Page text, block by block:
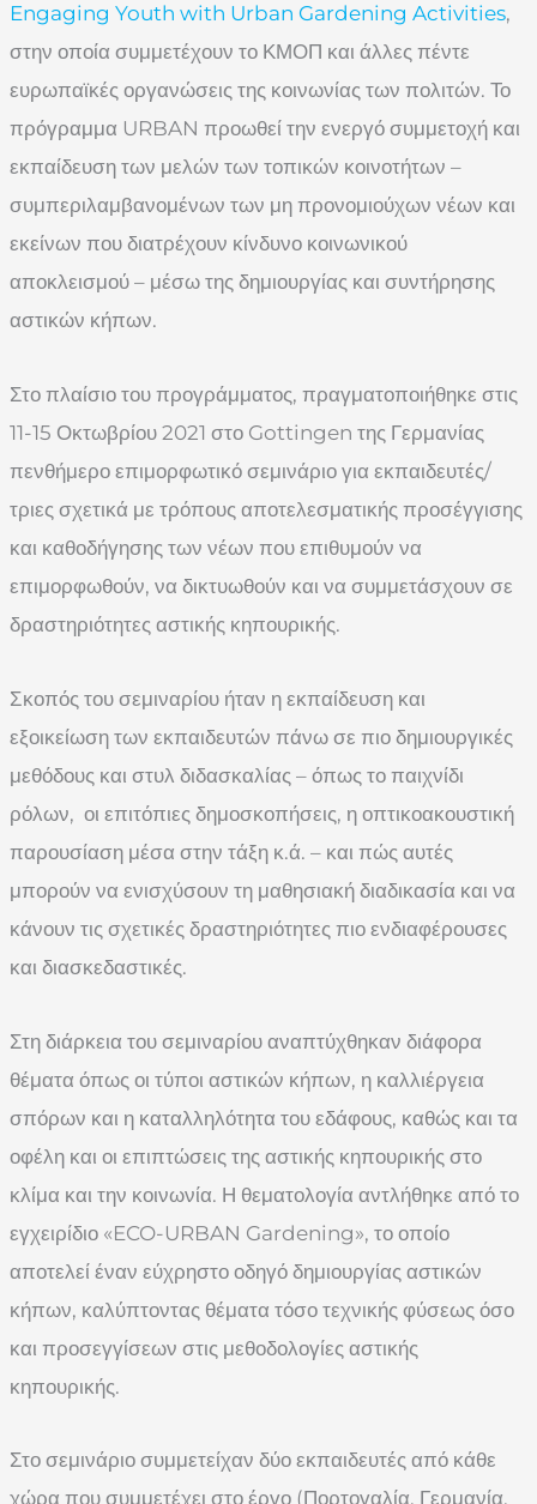
Engaging Youth with Urban Gardening Activities,
στην οποία συμμετέχουν το ΚΜΟΠ και άλλες πέντε
ευρωπαϊκές οργανώσεις της κοινωνίας των πολιτών. Το
πρόγραμμα URBAN προωθεί την ενεργό συμμετοχή και
εκπαίδευση των μελών των τοπικών κοινοτήτων –
συμπεριλαμβανομένων των μη προνομιούχων νέων και
εκείνων που διατρέχουν κίνδυνο κοινωνικού
αποκλεισμού – μέσω της δημιουργίας και συντήρησης
αστικών κήπων.
Στο πλαίσιο του προγράμματος, πραγματοποιήθηκε στις
11-15 Οκτωβρίου 2021 στο Gottingen της Γερμανίας
πενθήμερο επιμορφωτικό σεμινάριο για εκπαιδευτές/
τριες σχετικά με τρόπους αποτελεσματικής προσέγγισης
και καθοδήγησης των νέων που επιθυμούν να
επιμορφωθούν, να δικτυωθούν και να συμμετάσχουν σε
δραστηριότητες αστικής κηπουρικής.
Σκοπός του σεμιναρίου ήταν η εκπαίδευση και
εξοικείωση των εκπαιδευτών πάνω σε πιο δημιουργικές
μεθόδους και στυλ διδασκαλίας – όπως το παιχνίδι
ρόλων, οι επιτόπιες δημοσκοπήσεις, η οπτικοακουστική
παρουσίαση μέσα στην τάξη κ.ά. – και πώς αυτές
μπορούν να ενισχύσουν τη μαθησιακή διαδικασία και να
κάνουν τις σχετικές δραστηριότητες πιο ενδιαφέρουσες
και διασκεδαστικές.
Στη διάρκεια του σεμιναρίου αναπτύχθηκαν διάφορα
θέματα όπως οι τύποι αστικών κήπων, η καλλιέργεια
σπόρων και η καταλληλότητα του εδάφους, καθώς και τα
οφέλη και οι επιπτώσεις της αστικής κηπουρικής στο
κλίμα και την κοινωνία. Η θεματολογία αντλήθηκε από το
εγχειρίδιο «ECO-URBAN Gardening», το οποίο
αποτελεί έναν εύχρηστο οδηγό δημιουργίας αστικών
κήπων, καλύπτοντας θέματα τόσο τεχνικής φύσεως όσο
και προσεγγίσεων στις μεθοδολογίες αστικής
κηπουρικής.
Στο σεμινάριο συμμετείχαν δύο εκπαιδευτές από κάθε
χώρα που συμμετέχει στο έργο (Πορτογαλία, Γερμανία,